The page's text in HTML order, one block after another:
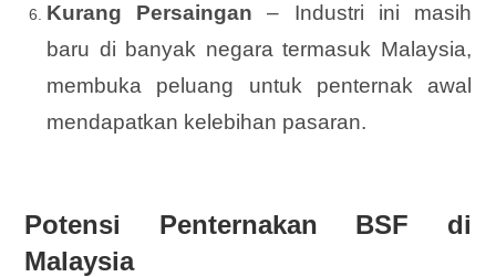
Kurang Persaingan – Industri ini masih
baru di banyak negara termasuk Malaysia,
membuka peluang untuk penternak awal
mendapatkan kelebihan pasaran.
Potensi Penternakan BSF di
Malaysia